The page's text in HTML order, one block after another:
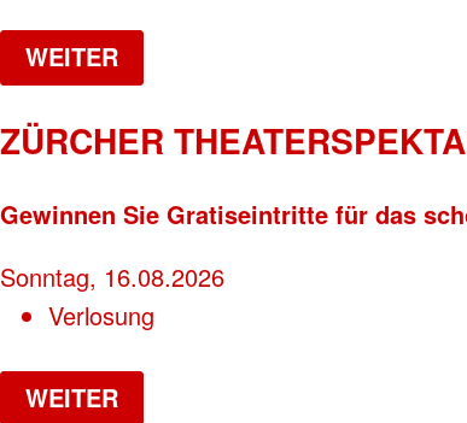
WEITER
ZÜRCHER
Gewinnen Sie Gratiseintritte für das
Sonntag, 16.08.2026
Verlosung
WEITER